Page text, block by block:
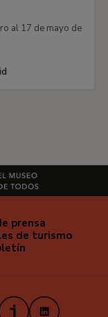
al 17 de mayo de
prensa
de turismo
LinkedIn